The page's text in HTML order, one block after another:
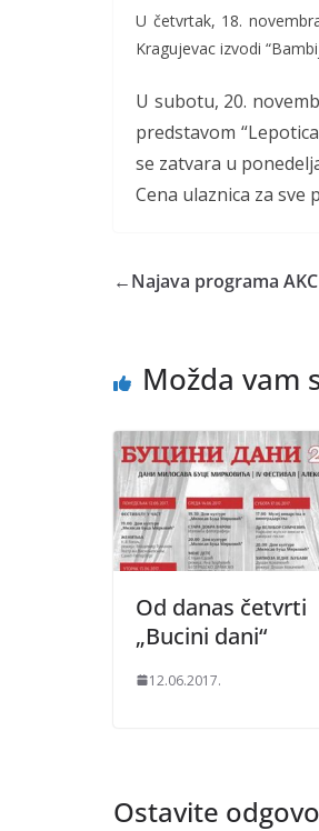
U četvrtak, 18.
Kragujevac izvodi
U subotu, 20.
predstavom
se zatvara u
Cena ulaznica za sve
←Najava programa
Možda vam
Od danas četvrti
„Bucini dani“
12.06.2017.
Ostavite